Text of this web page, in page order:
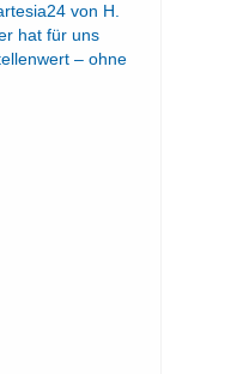
von H.
hat für uns
– ohne